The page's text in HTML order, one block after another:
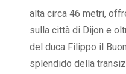
alta circa 46 metri,
sulla città di Dijon e
del duca Filippo il
splendido della